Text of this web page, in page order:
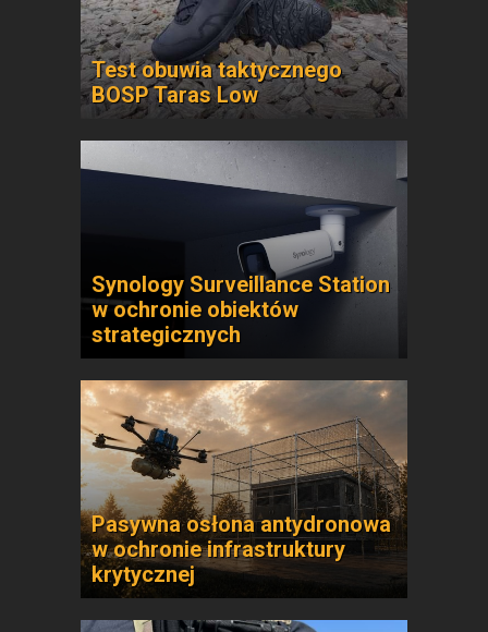
Test obuwia taktycznego
BOSP Taras Low
Synology Surveillance Station
w ochronie obiektów
strategicznych
Pasywna osłona antydronowa
w ochronie infrastruktury
krytycznej